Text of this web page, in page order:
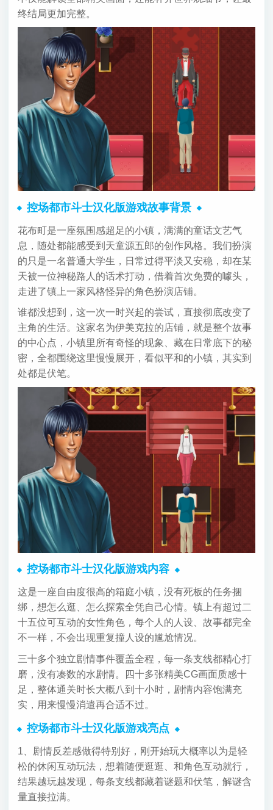
终结局更加完整。
控场都市斗士汉化版游戏故事背景
花布町是一座氛围感超足的小镇，满满的童话文艺气
息，随处都能感受到天童源五郎的创作风格。我们扮演
的只是一名普通大学生，日常过得平淡又安稳，却在某
天被一位神秘路人的话术打动，借着首次免费的噱头，
走进了镇上一家风格怪异的角色扮演店铺。
谁都没想到，这一次一时兴起的尝试，直接彻底改变了
主角的生活。这家名为伊美克拉的店铺，就是整个故事
的中心点，小镇里所有奇怪的现象、藏在日常底下的秘
密，全都围绕这里慢慢展开，看似平和的小镇，其实到
处都是伏笔。
控场都市斗士汉化版游戏内容
这是一座自由度很高的箱庭小镇，没有死板的任务捆
绑，想怎么逛、怎么探索全凭自己心情。镇上有超过二
十五位可互动的女性角色，每个人的人设、故事都完全
不一样，不会出现重复撞人设的尴尬情况。
三十多个独立剧情事件覆盖全程，每一条支线都精心打
磨，没有凑数的水剧情。四十多张精美CG画面质感十
足，整体通关时长大概八到十小时，剧情内容饱满充
实，用来慢慢消遣再合适不过。
控场都市斗士汉化版游戏亮点
1、剧情反差感做得特别好，刚开始玩大概率以为是轻
松的休闲互动玩法，想着随便逛逛、和角色互动就行，
结果越玩越发现，每条支线都藏着谜题和伏笔，解谜含
量直接拉满。